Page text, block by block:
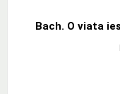
Bach. O viata